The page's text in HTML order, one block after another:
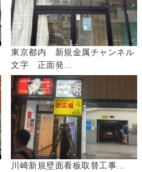
東京都内 新規金属チャンネル
文字 正面発...
川崎新規壁面看板取替工事...